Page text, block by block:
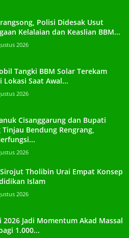
Polisi Didesak Usut
Kelalaian dan Keaslian BBM...
2026
Tangki BBM Solar Terekam
Lokasi Saat Awal...
2026
Cisanggarung dan Bupati
Bendung Rengrang,
2026
Tholibin Urai Empat Konsep
Islam
2026
2026 Jadi Momentum Akad Massal
1.000...